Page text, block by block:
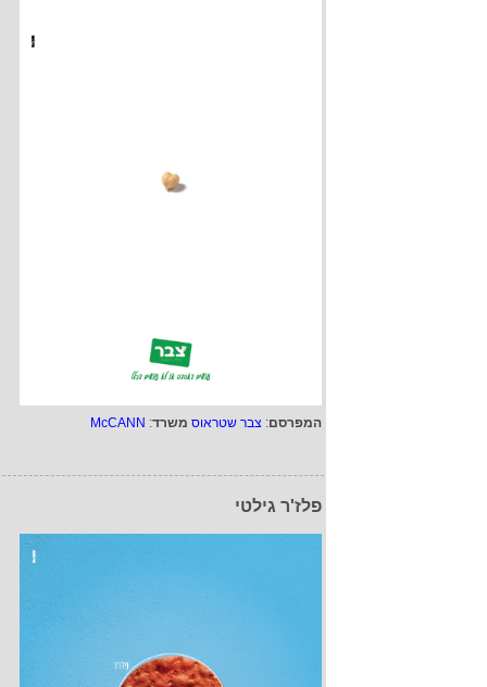
המפרסם: צבר שטראוס משרד:
McCANN
פלז'ר גילטי